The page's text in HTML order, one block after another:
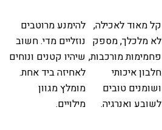
קל מאוד לאכילה,
לא מלכלך, מספק
פחמימות מורכבות,
חלבון איכותי
ושומנים טובים
לשובע ואנרגיה.
להימנע מרוטבים
נוזליים מדי. חשוב
שיהיו קטנים ונוחים
לאחיזה ביד אחת.
מומלץ מגוון
מילויים.